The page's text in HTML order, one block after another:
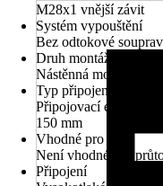
M28x1 vnější závit
Systém vypouštění
Bez odtokové
Druh montáže
Nástěnná montáž
Typ připojení
Připojovací excentr
150 mm
Vhodné pro
Není vhodné pro
Připojení